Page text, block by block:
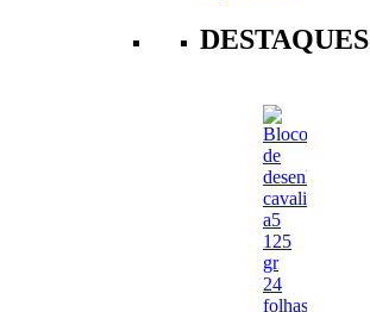
DESTAQUES